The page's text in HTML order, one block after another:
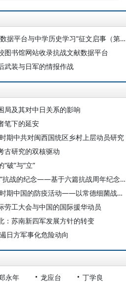
第一届全国青少年“抗战文献数据平台与中学历史学习”征文启事（第一号）
图书馆网站收录抗战文献数据平台
武装与日军的情报作战
局及其对中日关系的影响
笔下的延安
期中共对闽西国统区乡村上层动员研究
古研究的双核驱动
破”与“立”
贺永泰：中国共产党对“七七”抗战的纪念——基于六篇抗战周年纪念宣言的分析
季驰炜 徐志民：全民族抗战时期中国的防疫活动——以常德细菌战防治为例
劳工大会与中国的国际援华动员
：苏南新四军发展方针的转变
日方军事化危险动向
永年 龙应台 丁学良